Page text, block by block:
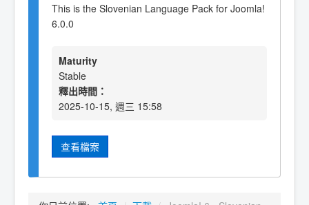
This is the Slovenian Language Pack for Joomla!
6.0.0
Maturity
Stable
釋出時間：
2025-10-15, 週三 15:58
查看檔案